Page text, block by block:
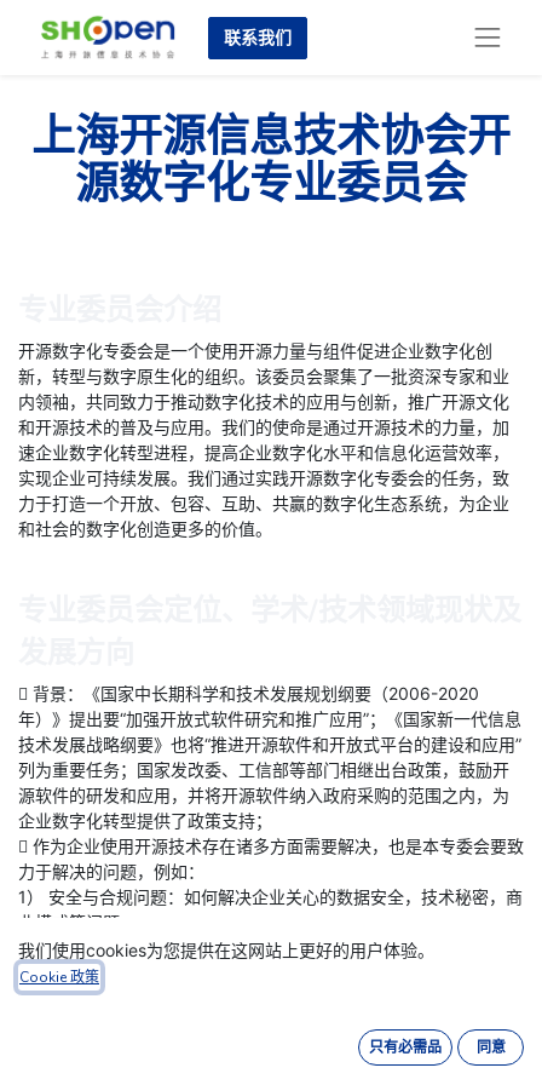
联系我们
上海开源信息技术协会开
源数字化专业委员会
开源数字化专委会是一个使用开源力量与组件促进企业数字化创
新，转型与数字原生化的组织。该委员会聚集了一批资深专家和业
内领袖，共同致力于推动数字化技术的应用与创新，推广开源文化
和开源技术的普及与应用。我们的使命是通过开源技术的力量，加
速企业数字化转型进程，提高企业数字化水平和信息化运营效率，
实现企业可持续发展。我们通过实践开源数字化专委会的任务，致
力于打造一个开放、包容、互助、共赢的数字化生态系统，为企业
和社会的数字化创造更多的价值。
 背景：《国家中长期科学和技术发展规划纲要（2006-2020
年）》提出要“加强开放式软件研究和推广应用”；《国家新一代信息
技术发展战略纲要》也将“推进开源软件和开放式平台的建设和应用”
列为重要任务；国家发改委、工信部等部门相继出台政策，鼓励开
源软件的研发和应用，并将开源软件纳入政府采购的范围之内，为
企业数字化转型提供了政策支持；
 作为企业使用开源技术存在诸多方面需要解决，也是本专委会要致
力于解决的问题，例如：
1） 安全与合规问题：如何解决企业关心的数据安全，技术秘密，商
业模式等问题；
2） 与现有架构融合问题：开源的使用不完全都是替代，因此要考虑
和现有架构的融合问题；
3） 创新架构问题：在融合开源技术或组件后，企业的整体数字化
4） 商务问题：如何保障技术服务的商务对接与落地，甚至企业自
我们使用cookies为您提供在这网站上更好的用户体验。
Cookie 政策
只有必需品 同意